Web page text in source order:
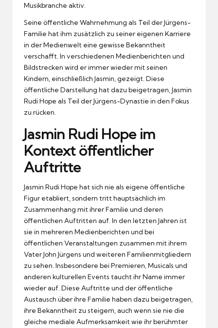
Musikbranche aktiv.
Seine öffentliche Wahrnehmung als Teil der Jürgens-
Familie hat ihm zusätzlich zu seiner eigenen Karriere
in der Medienwelt eine gewisse Bekanntheit
verschafft. In verschiedenen Medienberichten und
Bildstrecken wird er immer wieder mit seinen
Kindern, einschließlich Jasmin, gezeigt. Diese
öffentliche Darstellung hat dazu beigetragen, Jasmin
Rudi Hope als Teil der Jürgens-Dynastie in den Fokus
zu rücken.
Jasmin Rudi Hope im
Kontext öffentlicher
Auftritte
Jasmin Rudi Hope hat sich nie als eigene öffentliche
Figur etabliert, sondern tritt hauptsächlich im
Zusammenhang mit ihrer Familie und deren
öffentlichen Auftritten auf. In den letzten Jahren ist
sie in mehreren Medienberichten und bei
öffentlichen Veranstaltungen zusammen mit ihrem
Vater John Jürgens und weiteren Familienmitgliedern
zu sehen. Insbesondere bei Premieren, Musicals und
anderen kulturellen Events taucht ihr Name immer
wieder auf. Diese Auftritte und der öffentliche
Austausch über ihre Familie haben dazu beigetragen,
ihre Bekanntheit zu steigern, auch wenn sie nie die
gleiche mediale Aufmerksamkeit wie ihr berühmter